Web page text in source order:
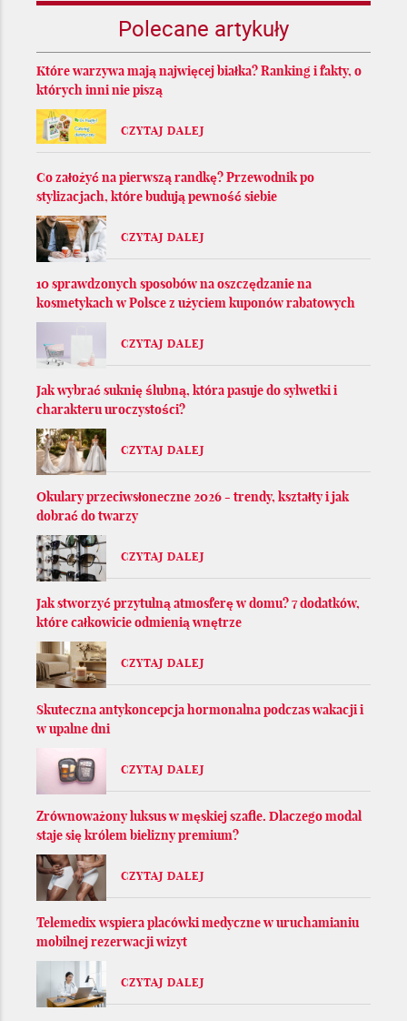
Polecane artykuły
Które warzywa mają najwięcej białka? Ranking i fakty, o
których inni nie piszą
CZYTAJ DALEJ
Co założyć na pierwszą randkę? Przewodnik po
stylizacjach, które budują pewność siebie
CZYTAJ DALEJ
10 sprawdzonych sposobów na oszczędzanie na
kosmetykach w Polsce z użyciem kuponów rabatowych
CZYTAJ DALEJ
Jak wybrać suknię ślubną, która pasuje do sylwetki i
charakteru uroczystości?
CZYTAJ DALEJ
Okulary przeciwsłoneczne 2026 - trendy, kształty i jak
dobrać do twarzy
CZYTAJ DALEJ
Jak stworzyć przytulną atmosferę w domu? 7 dodatków,
które całkowicie odmienią wnętrze
CZYTAJ DALEJ
Skuteczna antykoncepcja hormonalna podczas wakacji i
w upalne dni
CZYTAJ DALEJ
Zrównoważony luksus w męskiej szafie. Dlaczego modal
staje się królem bielizny premium?
CZYTAJ DALEJ
Telemedix wspiera placówki medyczne w uruchamianiu
mobilnej rezerwacji wizyt
CZYTAJ DALEJ